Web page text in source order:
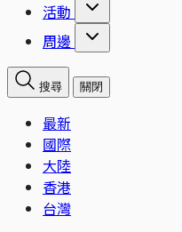
活動
周邊
搜尋 關閉
最新
國際
大陸
香港
台灣